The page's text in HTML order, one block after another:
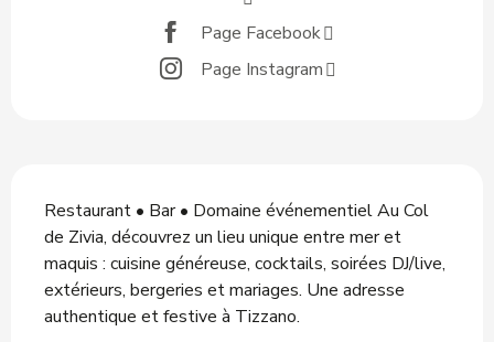
Page Facebook
Page Instagram
Restaurant • Bar • Domaine événementiel Au Col
de Zivia, découvrez un lieu unique entre mer et
maquis : cuisine généreuse, cocktails, soirées DJ/live,
extérieurs, bergeries et mariages. Une adresse
authentique et festive à Tizzano.